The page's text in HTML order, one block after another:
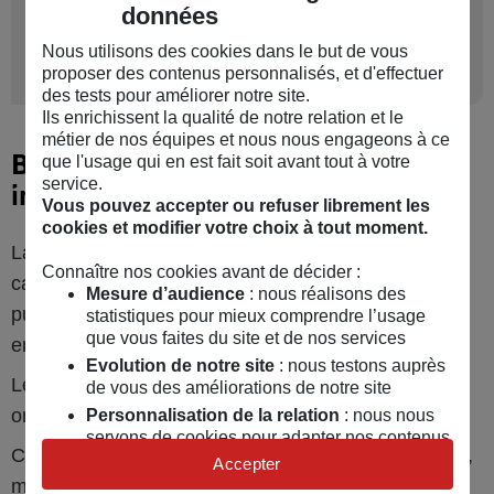
mon épargne et mes
investissements ?
Baisse des valorisations
immobilières
La hausse des taux des crédits immobiliers réduit la
capacité d’emprunt des investisseurs immobiliers,
puisque la part des intérêts dans la somme
empruntée est plus importante.
Les biens immobiliers, notamment les plus onéreux,
ont davantage de difficultés à trouver preneur.
Certains vendeurs, surtout les plus pressés (divorce,
mutation professionnelle...), sont contraints de
données
Nous utilisons des cookies dans le but de vous
proposer des contenus personnalisés, et d'effectuer
des tests pour améliorer notre site.
Ils enrichissent la qualité de notre relation et le
métier de nos équipes et nous nous engageons à ce
que l'usage qui en est fait soit avant tout à votre
service.
Vous pouvez accepter ou refuser librement les
cookies et modifier votre choix à tout moment.
Connaître nos cookies avant de décider :
Mesure d’audience: nous réalisons des
statistiques pour mieux comprendre l’usage
que vous faites du site et de nos services
Evolution de notre site: nous testons auprès
de vous des améliorations de notre site
Personnalisation de la relation : nous nous
servons de cookies pour adapter nos contenus
et personnaliser nos offres
Univers publicitaire: nous utilisons avec nos
Accepter